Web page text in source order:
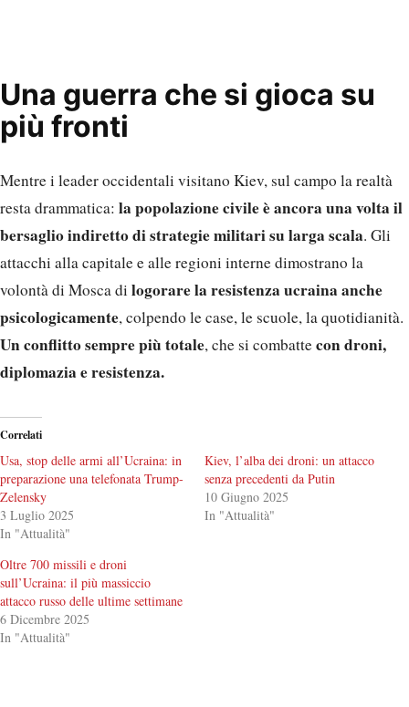
Una guerra che si gioca su
più fronti
Mentre i leader occidentali visitano Kiev, sul campo la realtà
resta drammatica: la popolazione civile è ancora una volta il
bersaglio indiretto di strategie militari su larga scala. Gli
attacchi alla capitale e alle regioni interne dimostrano la
volontà di Mosca di logorare la resistenza ucraina anche
psicologicamente, colpendo le case, le scuole, la quotidianità.
Un conflitto sempre più totale, che si combattecon droni,
diplomazia e resistenza.
Correlati
Usa, stop delle armi all’Ucraina: in
preparazione una telefonata Trump-
Zelensky
3 Luglio 2025
In "Attualità"
Kiev, l’alba dei droni: un attacco
senza precedenti da Putin
10 Giugno 2025
In "Attualità"
Oltre 700 missili e droni
sull’Ucraina: il più massiccio
attacco russo delle ultime settimane
6 Dicembre 2025
In "Attualità"